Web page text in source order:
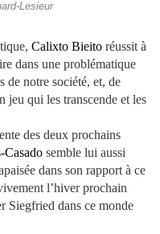
Lesieur
Calixto Bieito réussit à
dans une problématique
de notre société, et, de
jeu qui les transcende et les
des deux prochains
Casado semble lui aussi
dans son rapport à ce
l’hiver prochain
Siegfried dans ce monde